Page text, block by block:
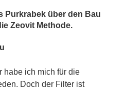
Purkrabek über den Bau
Zeovit Methode.
habe ich mich für die
Doch der Filter ist